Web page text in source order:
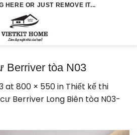
HERE OR JUST REMOVE IT...
Berriver tòa N03
at 800 × 550in Thiết kế thi
Berriver Long Biên tòa N03-